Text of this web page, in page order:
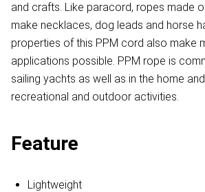
and crafts. Like paracord, ropes made
make necklaces, dog leads and horse
properties of this PPM cord also make
applications possible. PPM rope is
sailing yachts as well as in the home
recreational and outdoor activities.
Feature
Lightweight